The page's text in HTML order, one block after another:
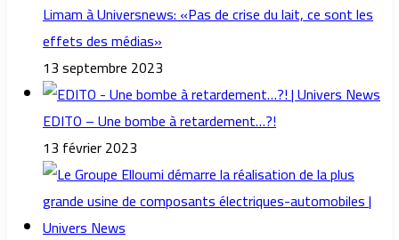
Limam à Universnews: «Pas de crise du lait, ce sont les
effets des médias»
13 septembre 2023
EDITO – Une bombe à retardement…?!
13 février 2023